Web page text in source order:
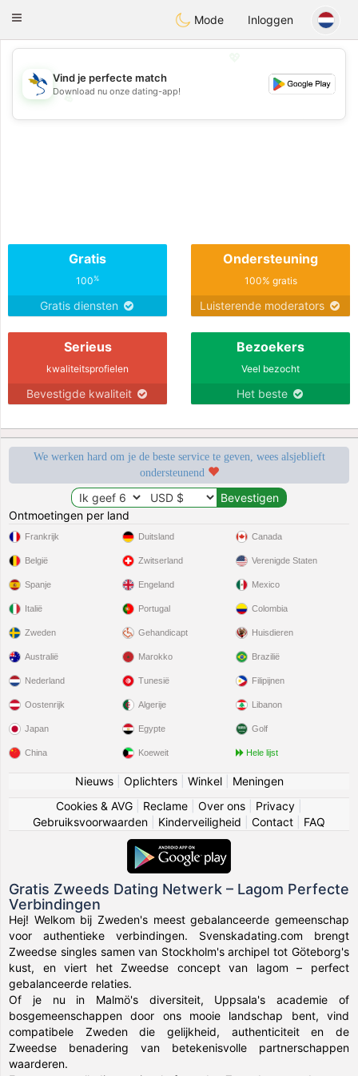
SvenskaDating
Toggle
Mode Inloggen
💖
💕
Vind je perfecte match
Download nu onze dating-app!
Gratis
100%
Gratis diensten
Ondersteuning
100% gratis
Luisterende moderators
Serieus
kwaliteitsprofielen
Bevestigde kwaliteit
Bezoekers
Veel bezocht
Het beste
We werken hard om je de beste service te geven, wees alsjeblieft
ondersteunend
Ontmoetingen per land
Frankrijk
België
Spanje
Italië
Zweden
Duitsland
Zwitserland
Engeland
Portugal
Gehandicapt
Canada
Verenigde Staten
Mexico
Colombia
Huisdieren
Australië
Nederland
Oostenrijk
Japan
China
Marokko
Tunesië
Algerije
Egypte
Koeweit
Brazilië
Filipijnen
Libanon
Golf
Hele lijst
Nieuws| Oplichters| Winkel| Meningen
Cookies & AVG
Reclame Over ons Privacy
Gebruiksvoorwaarden
Kinderveiligheid Contact FAQ
Gratis Zweeds Dating Netwerk – Lagom Perfecte
Verbindingen
Hej! Welkom bij Zweden's meest gebalanceerde gemeenschap
voor authentieke verbindingen. Svenskadating.com brengt
Zweedse singles samen van Stockholm's archipel tot Göteborg's
kust, en viert het Zweedse concept van lagom – perfect
gebalanceerde relaties.
Of je nu in Malmö's diversiteit, Uppsala's academie of
bosgemeenschappen door ons mooie landschap bent, vind
compatibele Zweden die gelijkheid, authenticiteit en de
Zweedse benadering van betekenisvolle partnerschappen
waarderen.